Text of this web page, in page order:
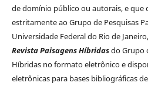
de domínio público ou autorais, e que
estritamente ao Grupo de Pesquisas
Universidade Federal do Rio de
Revista Paisagens Híbridasdo Grupo
Híbridas no formato eletrônico e
eletrônicas para bases bibliográficas